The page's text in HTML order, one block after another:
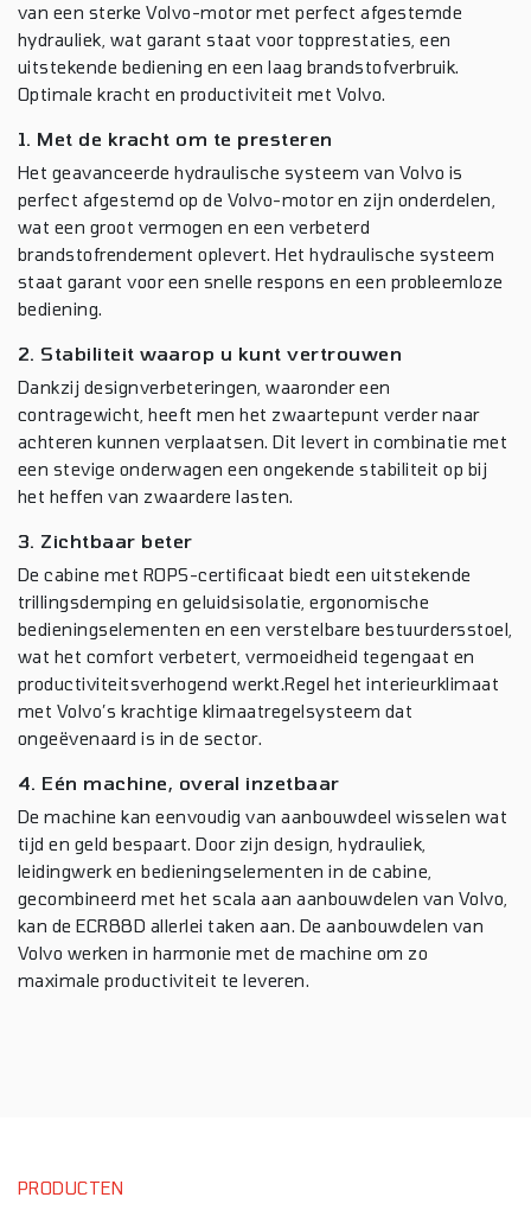
van een sterke Volvo-motor met perfect afgestemde
hydrauliek, wat garant staat voor topprestaties, een
uitstekende bediening en een laag brandstofverbruik.
Optimale kracht en productiviteit met Volvo.
1. Met de kracht om te presteren
Het geavanceerde hydraulische systeem van Volvo is
perfect afgestemd op de Volvo-motor en zijn onderdelen,
wat een groot vermogen en een verbeterd
brandstofrendement oplevert. Het hydraulische systeem
staat garant voor een snelle respons en een probleemloze
bediening.
2. Stabiliteit waarop u kunt vertrouwen
Dankzij designverbeteringen, waaronder een
contragewicht, heeft men het zwaartepunt verder naar
achteren kunnen verplaatsen. Dit levert in combinatie met
een stevige onderwagen een ongekende stabiliteit op bij
het heffen van zwaardere lasten.
3. Zichtbaar beter
De cabine met ROPS-certificaat biedt een uitstekende
trillingsdemping en geluidsisolatie, ergonomische
bedieningselementen en een verstelbare bestuurdersstoel,
wat het comfort verbetert, vermoeidheid tegengaat en
productiviteitsverhogend werkt.Regel het interieurklimaat
met Volvo’s krachtige klimaatregelsysteem dat
ongeëvenaard is in de sector.
4. Eén machine, overal inzetbaar
De machine kan eenvoudig van aanbouwdeel wisselen wat
tijd en geld bespaart. Door zijn design, hydrauliek,
leidingwerk en bedieningselementen in de cabine,
gecombineerd met het scala aan aanbouwdelen van Volvo,
kan de ECR88D allerlei taken aan. De aanbouwdelen van
Volvo werken in harmonie met de machine om zo
maximale productiviteit te leveren.
PRODUCTEN